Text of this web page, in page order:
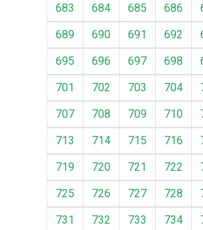
683
684 685 686
689
690 691 692
695
696 697 698
701
702 703 704
707
708 709 710
713
714 715 716
719
720 721 722
725
726 727 728
731
732 733 734